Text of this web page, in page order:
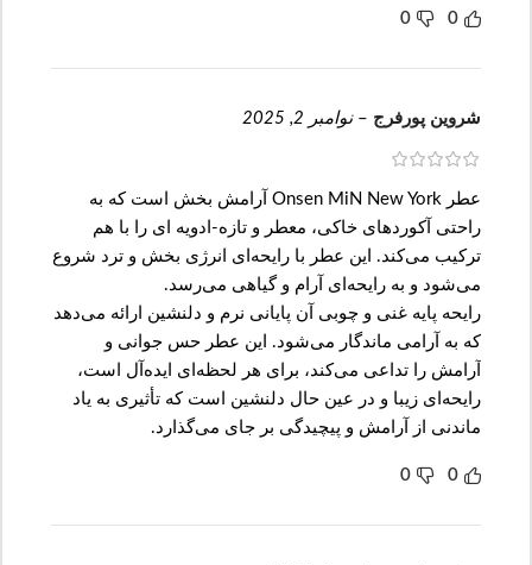
0
0
شروین پورفرج – نوامبر 2, 2025
عطر Onsen MiN New York آرامش بخش است که به
راحتی آکوردهای خاکی، معطر و تازه-ادویه ای را با هم
ترکیب می‌کند. این عطر با رایحه‌ای انرژی بخش و ترد شروع
می‌شود و به رایحه‌ای آرام و گیاهی می‌رسد.
رایحه پایه غنی و چوبی آن پایانی نرم و دلنشین ارائه می‌دهد
که به آرامی ماندگار می‌شود. این عطر حس جوانی و
آرامش را تداعی می‌کند، برای هر لحظه‌ای ایده‌آل است،
رایحه‌ای زیبا و در عین حال دلنشین است که تأثیری به یاد
ماندنی از آرامش و پیچیدگی بر جای می‌گذارد.
0
0